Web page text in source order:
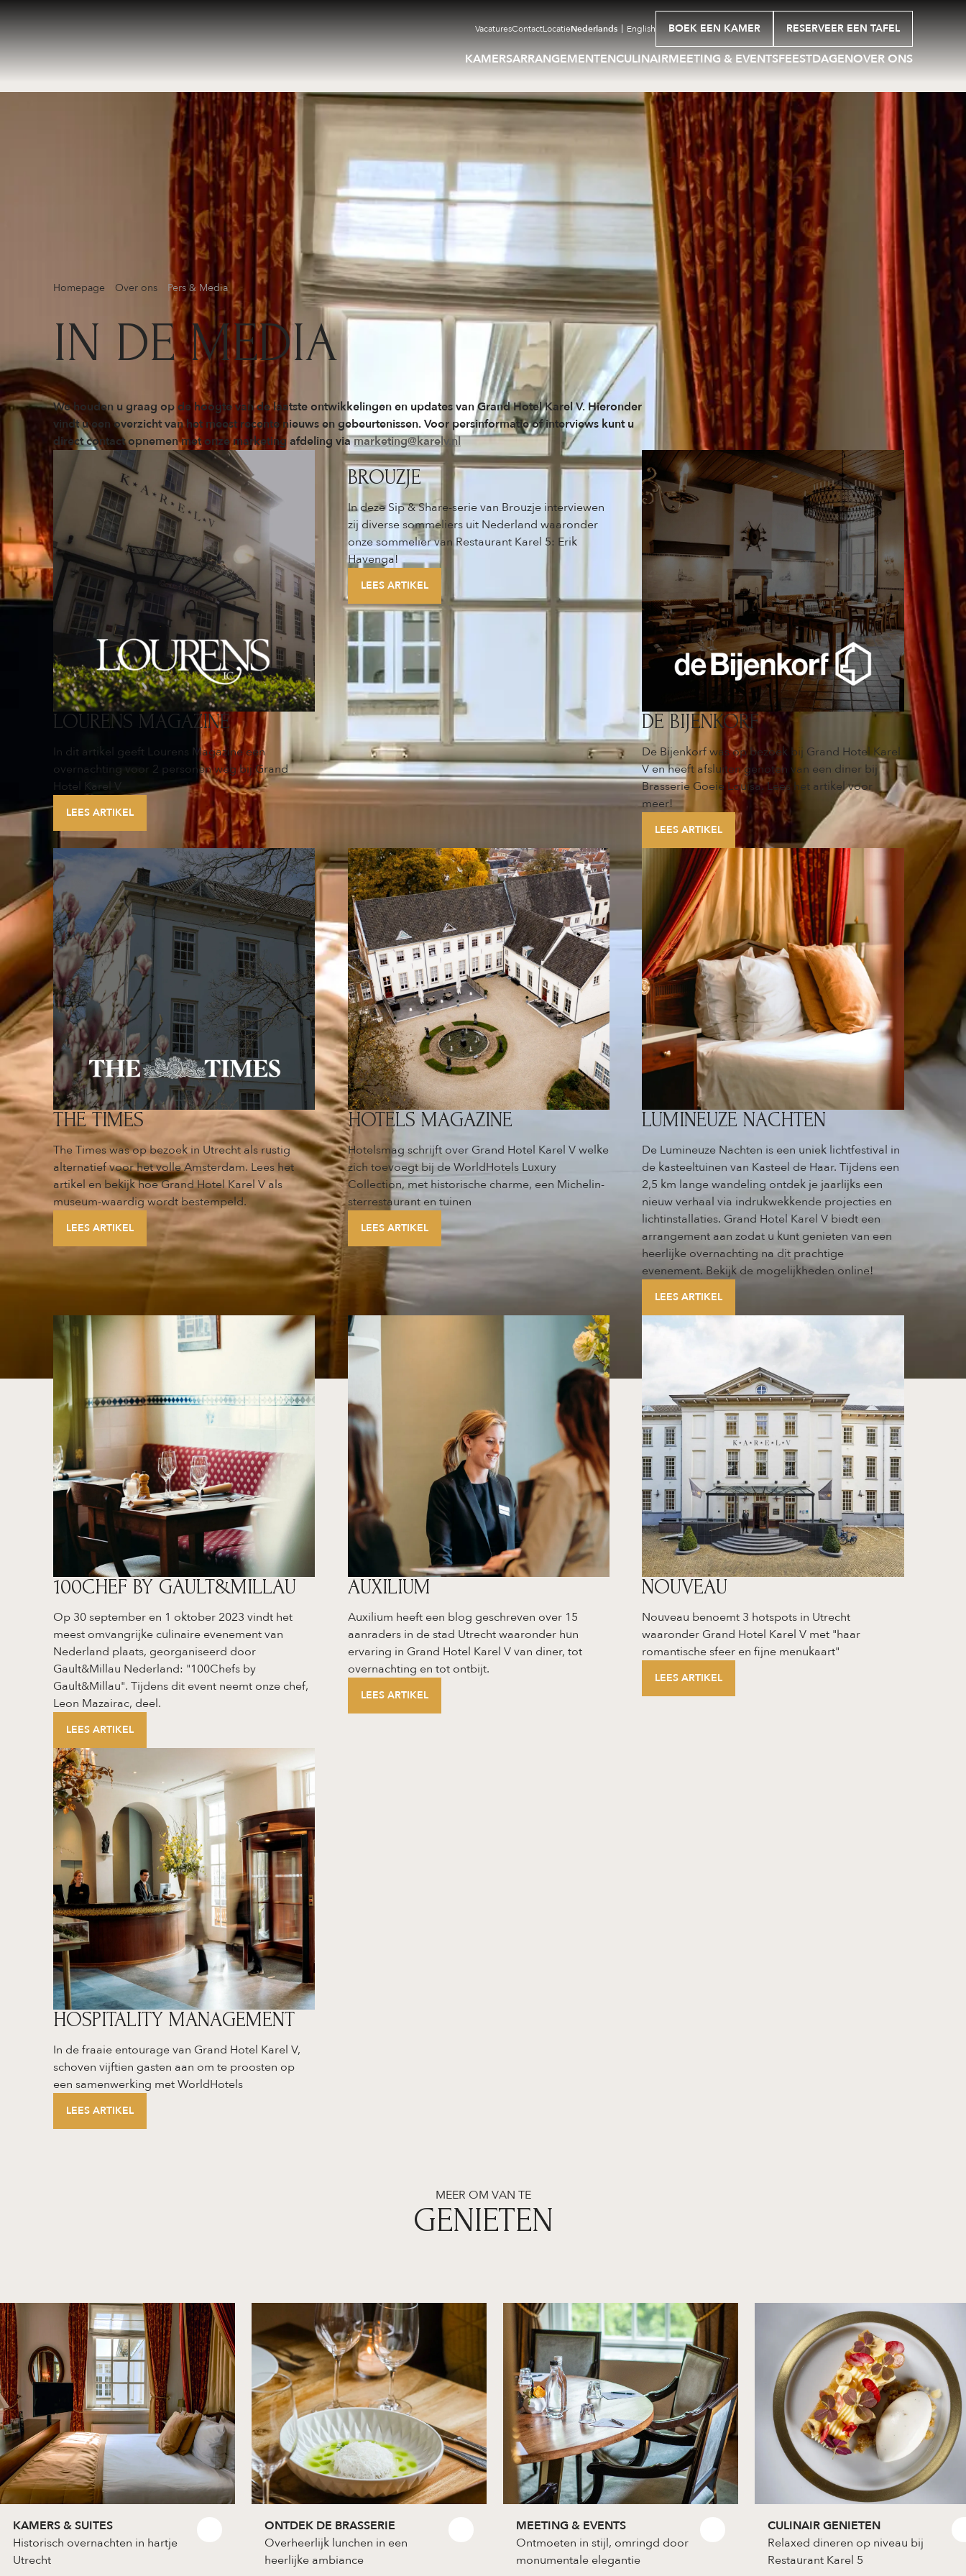
KAMERSARRANGEMENTENCULINAIRMEETING & EVENTSFEESTDAGENOVER ONS
VacaturesContactLocatieNederlands English BOEK EEN KAMER RESERVEER EEN TAFEL
Homepage Over ons Pers & Media
IN DE MEDIA
We houden u graag op de hoogte van de laatste ontwikkelingen en updates van Grand Hotel Karel V. Hieronder
vindt u een overzicht van het meest recente nieuws en gebeurtenissen. Voor persinformatie of interviews kunt u
direct contact opnemen met onze marketing afdeling viamarketing@karelv.nl
LOURENS MAGAZINE
In dit artikel geeft Lourens Magazine een
overnachting voor 2 personen weg bij Grand
Hotel Karel V
LEES ARTIKEL
BROUZJE
In deze Sip & Share-serie van Brouzje interviewen
zij diverse sommeliers uit Nederland waaronder
onze sommelier van Restaurant Karel 5: Erik
Havenga!
LEES ARTIKEL
DE BIJENKORF
De Bijenkorf was op bezoek bij Grand Hotel Karel
V en heeft afsluiten genoten van een diner bij
Brasserie Goeie Louisa. Lees het artikel voor
meer!
LEES ARTIKEL
THE TIMES
The Times was op bezoek in Utrecht als rustig
alternatief voor het volle Amsterdam. Lees het
artikel en bekijk hoe Grand Hotel Karel V als
museum-waardig wordt bestempeld.
LEES ARTIKEL
HOTELS MAGAZINE
Hotelsmag schrijft over Grand Hotel Karel V welke
zich toevoegt bij de WorldHotels Luxury
Collection, met historische charme, een Michelin-
sterrestaurant en tuinen
LEES ARTIKEL
LUMINEUZE NACHTEN
De Lumineuze Nachten is een uniek lichtfestival in
de kasteeltuinen van Kasteel de Haar. Tijdens een
2,5 km lange wandeling ontdek je jaarlijks een
nieuw verhaal via indrukwekkende projecties en
lichtinstallaties. Grand Hotel Karel V biedt een
arrangement aan zodat u kunt genieten van een
heerlijke overnachting na dit prachtige
evenement. Bekijk de mogelijkheden online!
LEES ARTIKEL
100CHEF BY GAULT&MILLAU
Op 30 september en 1 oktober 2023 vindt het
meest omvangrijke culinaire evenement van
Nederland plaats, georganiseerd door
Gault&Millau Nederland: "100Chefs by
Gault&Millau". Tijdens dit event neemt onze chef,
Leon Mazairac, deel.
LEES ARTIKEL
AUXILIUM
Auxilium heeft een blog geschreven over 15
aanraders in de stad Utrecht waaronder hun
ervaring in Grand Hotel Karel V van diner, tot
overnachting en tot ontbijt.
LEES ARTIKEL
NOUVEAU
Nouveau benoemt 3 hotspots in Utrecht
waaronder Grand Hotel Karel V met "haar
romantische sfeer en fijne menukaart"
LEES ARTIKEL
HOSPITALITY MANAGEMENT
In de fraaie entourage van Grand Hotel Karel V,
schoven vijftien gasten aan om te proosten op
een samenwerking met WorldHotels
LEES ARTIKEL
MEER OM VAN TE
GENIETEN
KAMERS & SUITES
Historisch overnachten in hartje
Utrecht
ONTDEK DE BRASSERIE
Overheerlijk lunchen in een
heerlijke ambiance
MEETING & EVENTS
Ontmoeten in stijl, omringd door
monumentale elegantie
CULINAIR GENIETEN
Relaxed dineren op niveau bij
Restaurant Karel 5